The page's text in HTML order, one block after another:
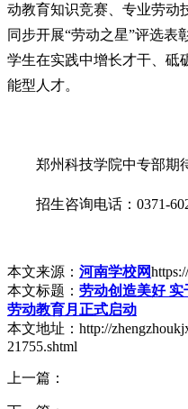
动教育知识竞赛、专业劳动
同步开展“劳动之星”评选表
学生在实践中增长才干、砥
能型人才。
郑州科技学院中专部期
招生咨询电话：0371-
本文来源： 河南学校网
本文标题： 劳动创造美好
劳动教育月正式启动
本文地址：http://
21755.shtml
上一篇：